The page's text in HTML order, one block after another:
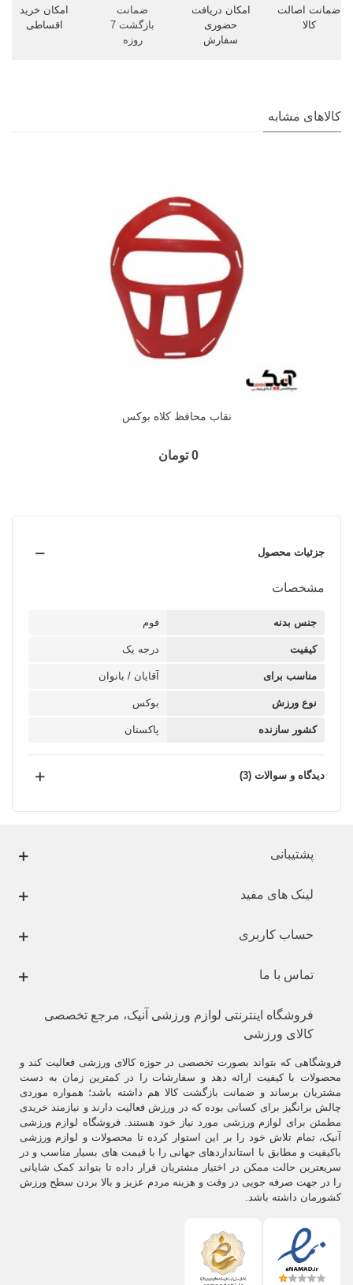
ضمانت اصالت
کالا
امکان دریافت
حضوری
سفارش
ضمانت
بازگشت 7
روزه
امکان خرید
اقساطی
کالاهای مشابه
نقاب محافظ کلاه بوکس
0 تومان
جزئیات محصول
مشخصات
جنس بدنه فوم
کیفیت درجه یک
مناسب برای آقایان / بانوان
نوع ورزش بوکس
کشور سازنده پاکستان
دیدگاه و سوالات (3)
پشتیبانی
لینک های مفید
حساب کاربری
تماس با ما
فروشگاه اینترنتی لوازم ورزشی آنیک، مرجع تخصصی
کالای ورزشی
فروشگاهی که بتواند بصورت تخصصی در حوزه کالای ورزشی فعالیت کند و
محصولات با کیفیت ارائه دهد و سفارشات را در کمترین زمان به دست
مشتریان برساند و ضمانت بازگشت کالا هم داشته باشد؛ همواره موردی
چالش برانگیز برای کسانی بوده که در ورزش فعالیت دارند و نیازمند خریدی
مطمئن برای لوازم ورزشی مورد نیاز خود هستند. فروشگاه لوازم ورزشی
آنیک، تمام تلاش خود را بر این استوار کرده تا محصولات و لوازم ورزشی
باکیفیت و مطابق با استانداردهای جهانی را با قیمت های بسیار مناسب و در
سریعترین حالت ممکن در اختیار مشتریان قرار داده تا بتواند کمک شایانی
را در جهت صرفه جویی در وقت و هزینه مردم عزیز و بالا بردن سطح ورزش
کشورمان داشته باشد.